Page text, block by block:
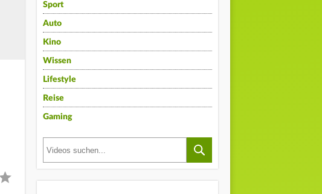
Sport
Auto
Kino
Wissen
Lifestyle
Reise
Gaming